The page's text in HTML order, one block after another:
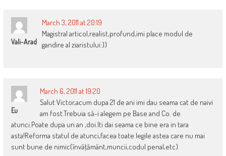
Vali-Arad
March 3, 2011 at 20:19
Magistral articol,realist,profund,imi place modul de
gandire al ziaristului:))
Eu
March 6, 2011 at 19:20
Salut Victor,acum dupa 21 de ani imi dau seama cat de naivi
am fost.Trebuia să-i alegem pe Base and Co. de
atunci.Poate dupa un an ,doi.Iti dai seama ce bine era in tara
asta!Reforma statul de atunci,facea toate legile astea care nu mai
sunt bune de nimic(învăţământ,muncii,codul penal,etc)